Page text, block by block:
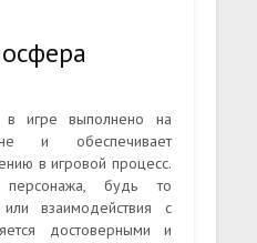
в игре выполнено на
и обеспечивает
в игровой процесс.
будь то
взаимодействия с
достоверными и